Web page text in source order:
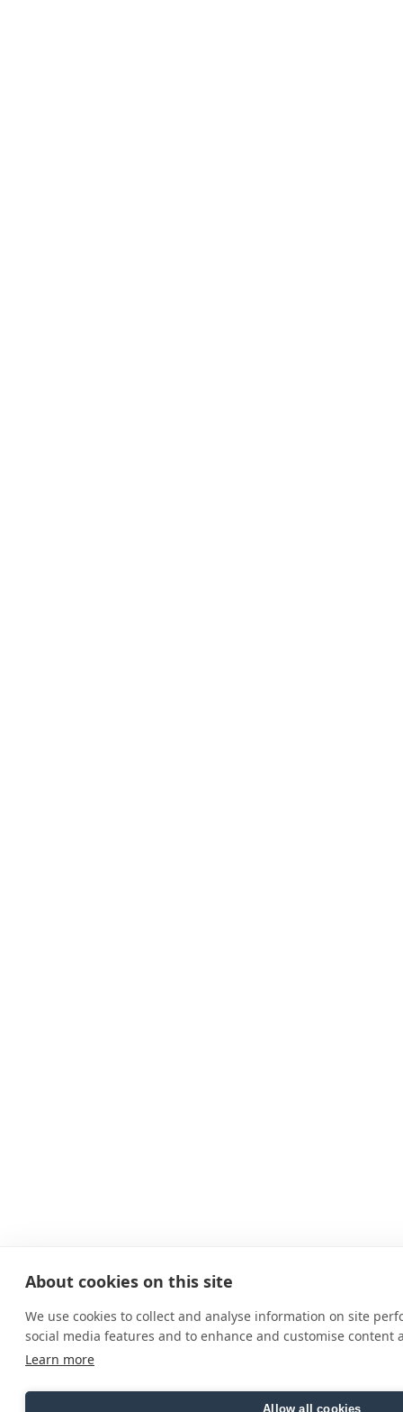
About cookies on this site
We use cookies to collect and analyse information on site
social media features and to enhance and customise content
Learn more
Allow all cookies